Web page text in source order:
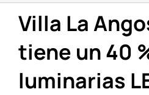
Villa La
tiene un 40
luminarias